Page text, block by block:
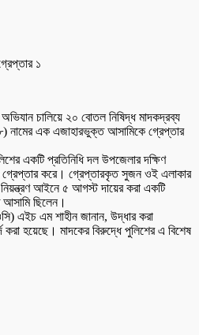
চালিয়ে ২০ বোতল নিষিদ্ধ মাদকদ্রব্য
এক এজাহারভুক্ত আসামিকে গ্রেপ্তার
একটি প্রতিনিধি দল উপজেলার দক্ষিণ
গ্রেপ্তার করে। গ্রেপ্তারকৃত সুজন ওই এলাকার
আইনে ৫ আগস্ট দায়ের করা একটি
ছিলেন।
এইচ এম শাহীন জানান, উদ্ধার করা
হয়েছে। মাদকের বিরুদ্ধে পুলিশের এ বিশেষ